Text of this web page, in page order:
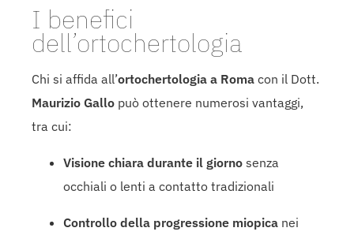
I benefici
dell’ortochertologia
Chi si affida all’ortochertologia a Roma con il Dott.
Maurizio Gallo può ottenere numerosi vantaggi,
tra cui:
Visione chiara durante il giorno senza
occhiali o lenti a contatto tradizionali
Controllo della progressione miopica nei